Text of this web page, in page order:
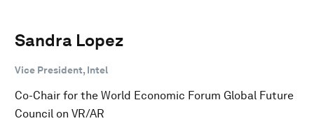
Sandra Lopez
Vice President, Intel
Co-Chair for the World Economic Forum Global Future
Council on VR/AR